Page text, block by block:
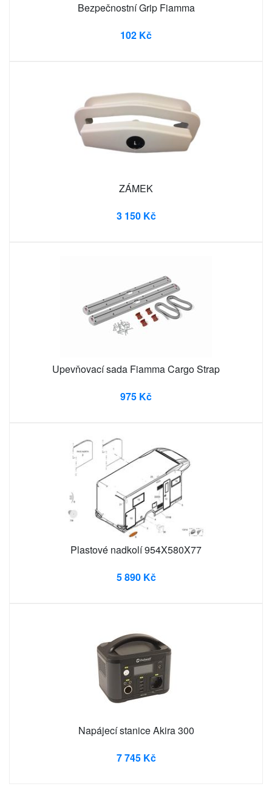
Bezpečnostní Grip Fiamma
102 Kč
ZÁMEK
3 150 Kč
Upevňovací sada Fiamma Cargo Strap
975 Kč
Plastové nadkolí 954X580X77
5 890 Kč
Napájecí stanice Akira 300
7 745 Kč